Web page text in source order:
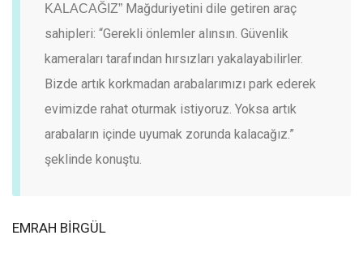
KALACAĞIZ” Mağduriyetini dile getiren araç
sahipleri: “Gerekli önlemler alınsın. Güvenlik
kameraları tarafından hırsızları yakalayabilirler.
Bizde artık korkmadan arabalarımızı park ederek
evimizde rahat oturmak istiyoruz. Yoksa artık
arabaların içinde uyumak zorunda kalacağız.”
şeklinde konuştu.
EMRAH BİRGÜL